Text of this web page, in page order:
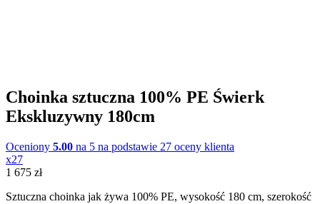
Choinka sztuczna 100% PE Świerk
Ekskluzywny 180cm
Oceniony 5.00 na 5 na podstawie 27 oceny klienta
x27
1 675 zł
Sztuczna choinka jak żywa 100% PE, wysokość 180 cm, szerokość